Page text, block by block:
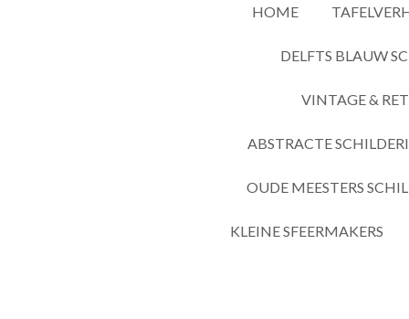
HOME
DELFTS BLAUW
VINTAGE &
ABSTRACTE
OUDE MEESTERS
KLEINE SFEERMAKERS